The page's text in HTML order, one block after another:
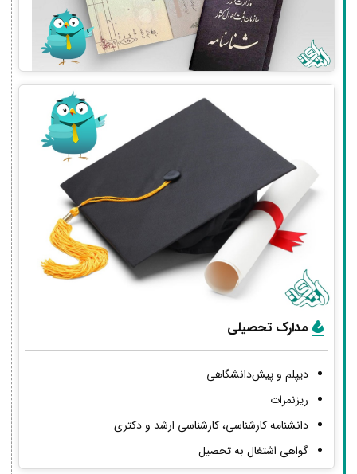
مدارک تحصیلی
دیپلم و پیش‌دانشگاهی
ریزنمرات
دانشنامه کارشناسی، کارشناسی ارشد و دکتری
گواهی اشتغال به تحصیل